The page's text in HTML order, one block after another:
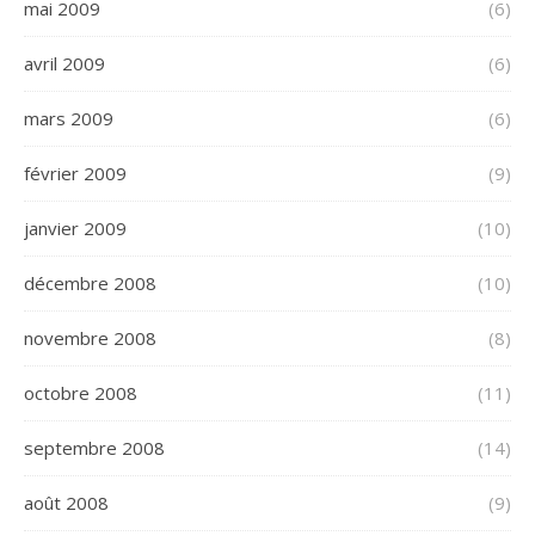
mai 2009 (6)
avril 2009 (6)
mars 2009 (6)
février 2009 (9)
janvier 2009 (10)
décembre 2008 (10)
novembre 2008 (8)
octobre 2008 (11)
septembre 2008 (14)
août 2008 (9)